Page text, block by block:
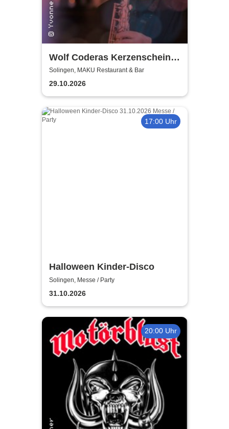
Wolf Coderas Kerzenschein
Konzert
Solingen, MAKU Restaurant & Bar
29.10.2026
17:00 Uhr
Halloween Kinder-Disco
Solingen, Messe / Party
31.10.2026
20:00 Uhr